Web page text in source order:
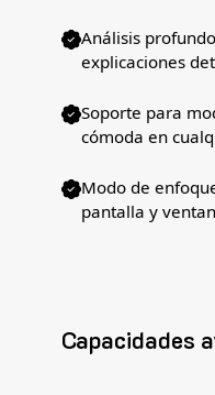
Análisis
explicaciones
Soporte para
cómoda en
Modo de
pantalla y
Capacidades